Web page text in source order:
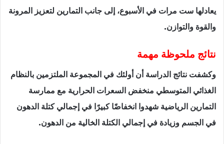
يعادلها ست مرات في الأسبوع، إلى جانب التمارين لتعزيز المرونة
والقوة والتوازن.
نتائج ملحوظة مهمة
وكشفت نتائج الدراسة أن أولئك في المجموعة الملتزمين بالنظام
الغذائي المتوسطي منخفض السعرات الحرارية مع ممارسة
التمارين الرياضية شهدوا انخفاضًا كبيرًا في إجمالي كتلة الدهون
في الجسم وزيادة في إجمالي الكتلة الخالية من الدهون.